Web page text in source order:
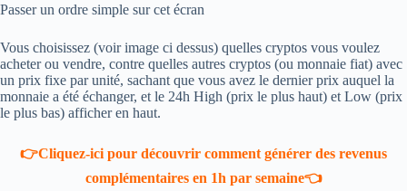
Passer un ordre simple sur cet écran
Vous choisissez (voir image ci dessus) quelles cryptos vous voulez
acheter ou vendre, contre quelles autres cryptos (ou monnaie fiat) avec
un prix fixe par unité, sachant que vous avez le dernier prix auquel la
monnaie a été échanger, et le 24h High (prix le plus haut) et Low (prix
le plus bas) afficher en haut.
👉Cliquez-ici pour découvrir comment générer des revenus
complémentaires en 1h par semaine👈